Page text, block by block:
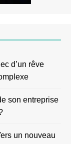
d’un rêve
son entreprise
un nouveau